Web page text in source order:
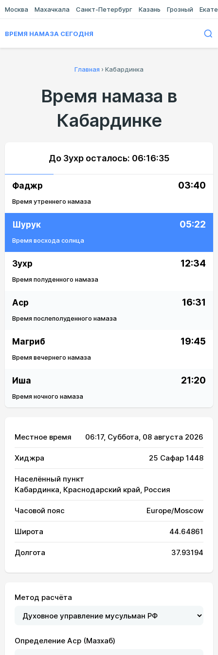
Москва Махачкала Санкт-Петербург Казань Грозный
ВРЕМЯ НАМАЗА СЕГОДНЯ
Главная › Кабардинка
Время намаза в
Кабардинке
До Зухр осталось: 06:16:35
Фаджр 03:40
Время утреннего намаза
Шурук 05:22
Время восхода солнца
Зухр 12:34
Время полуденного намаза
Аср 16:31
Время послеполуденного намаза
Магриб 19:45
Время вечернего намаза
Иша 21:20
Время ночного намаза
Местное время 06:17, Суббота, 08 августа 2026
Хиджра 25 Сафар 1448
Населённый пункт
Кабардинка, Краснодарский край, Россия
Часовой пояс Europe/Moscow
Широта 44.64861
Долгота 37.93194
Метод расчёта
Определение Аср (Мазхаб)